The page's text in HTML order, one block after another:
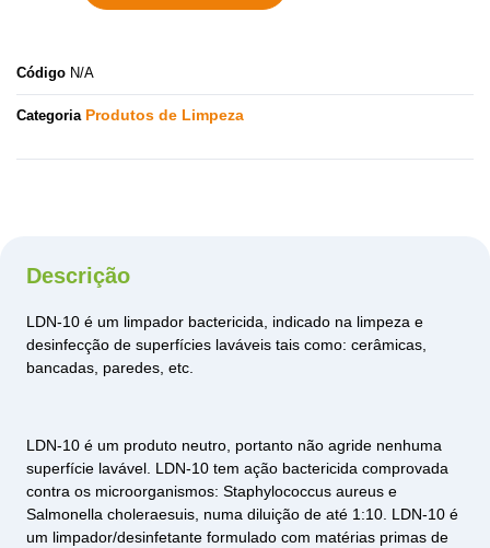
Código N/A
Categoria Produtos de Limpeza
Descrição
LDN-10 é um limpador bactericida, indicado na limpeza e
desinfecção de superfícies laváveis tais como: cerâmicas,
bancadas, paredes, etc.
LDN-10 é um produto neutro, portanto não agride nenhuma
superfície lavável. LDN-10 tem ação bactericida comprovada
contra os microorganismos: Staphylococcus aureus e
Salmonella choleraesuis, numa diluição de até 1:10. LDN-10 é
um limpador/desinfetante formulado com matérias primas de